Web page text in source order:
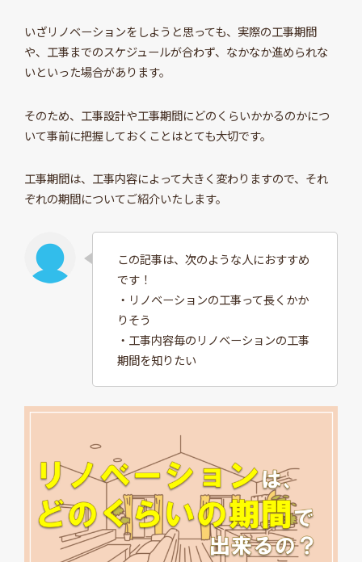
いざリノベーションをしようと思っても、実際の工事期間
や、工事までのスケジュールが合わず、なかなか進められな
いといった場合があります。
そのため、工事設計や工事期間にどのくらいかかるのかにつ
いて事前に把握しておくことはとても大切です。
工事期間は、工事内容によって大きく変わりますので、それ
ぞれの期間についてご紹介いたします。
この記事は、次のような人におすすめ
です！
・リノベーションの工事って長くかか
りそう
・工事内容毎のリノベーションの工事
期間を知りたい